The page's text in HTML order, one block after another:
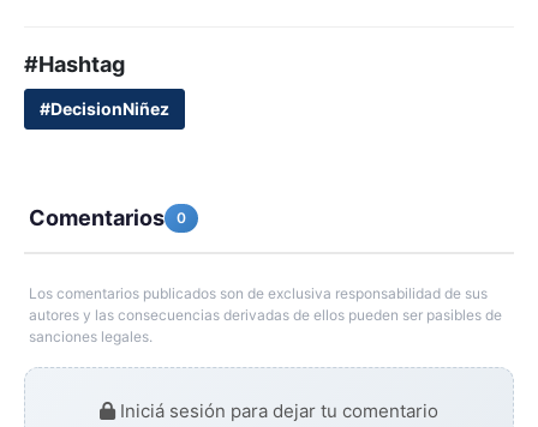
#Hashtag
#DecisionNiñez
Comentarios 0
Los comentarios publicados son de exclusiva responsabilidad de sus
autores y las consecuencias derivadas de ellos pueden ser pasibles de
sanciones legales.
Iniciá sesión para dejar tu comentario